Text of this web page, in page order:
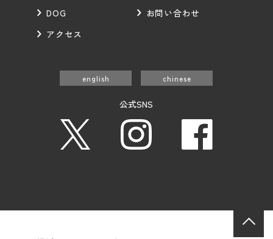
DOG
アクセス
お問い合わせ
english chinese
公式SNS